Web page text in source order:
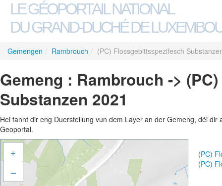
LE GÉOPORTAIL NATIONAL
DU GRAND-DUCHÉ DE
Gemengen / Rambrouch / (PC) Flossgebittsspezifesch
Gemeng : Rambrouch ->
Substanzen 2021
Hei fannt dir eng Duerstellung vun dem Layer an der Gemeng, déi
Geoportal.
+
–
(PC)
(PC)